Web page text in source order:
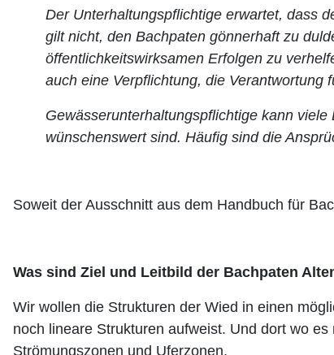
Der Unterhaltungspflichtige erwartet, dass
gilt nicht, den Bachpaten gönnerhaft zu
öffentlichkeitswirksamen Erfolgen zu
auch eine Verpflichtung, die Verantwortung
Gewässerunterhaltungspflichtige kann
wünschenswert sind. Häufig sind die
Soweit der Ausschnitt aus dem Handbuch für
Was sind Ziel und Leitbild der Bachpaten
Wir wollen die Strukturen der Wied in einen
noch lineare Strukturen aufweist. Und dort wo
Strömungszonen und Uferzonen.